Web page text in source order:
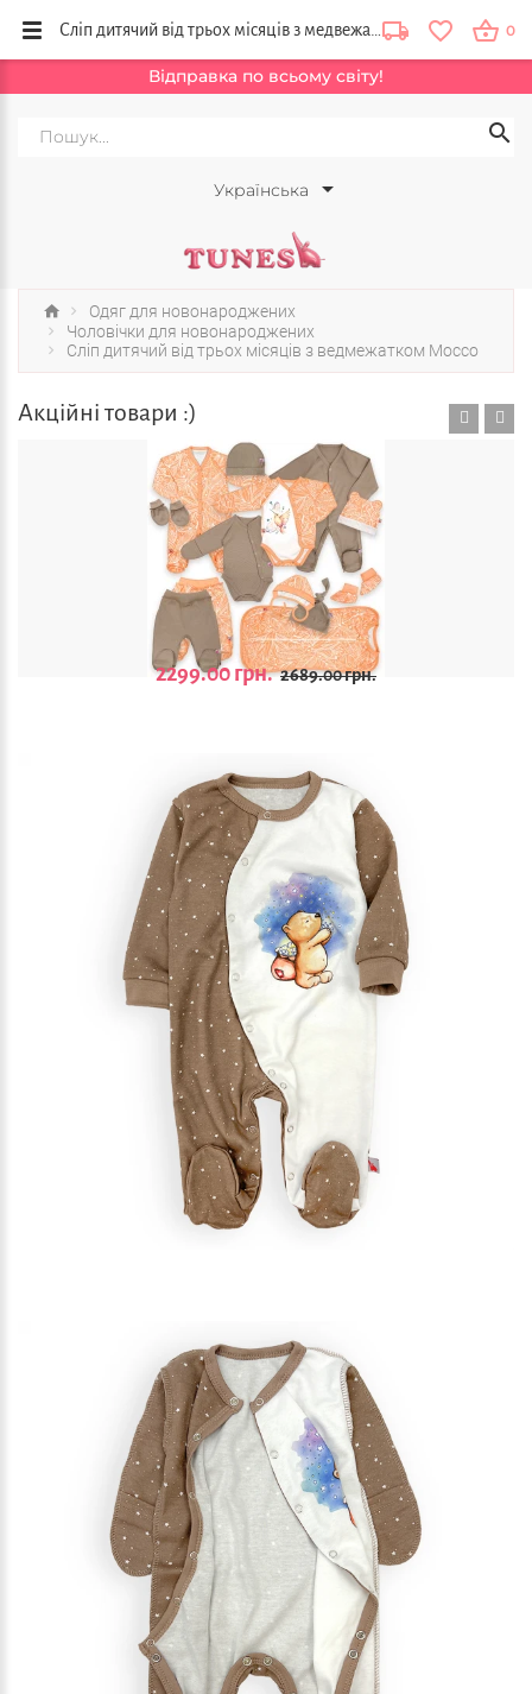
Відправка по всьому світу!
Українська
0
Одяг для новонароджених
Чоловічки для новонароджених
Сліп дитячий від трьох місяців з ведмежатком Mocco
Акційні товари :)
799.00 грн. 939.00 грн.